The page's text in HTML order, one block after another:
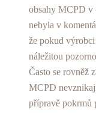
obsahy MCPD v
nebyla v
že pokud
náležitou
Často se rovněž
MCPD
přípravě pokrmů